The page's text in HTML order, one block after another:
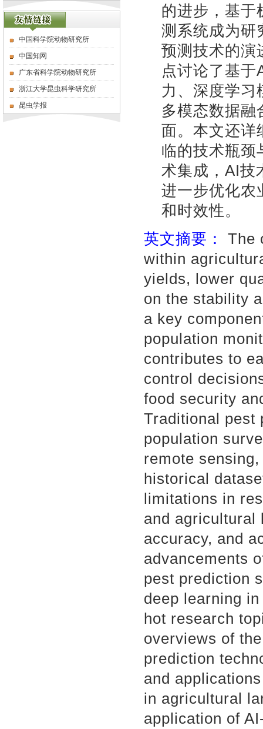
中国科学院动物研究所
中国知网
广东省科学院动物研究所
浙江大学昆虫科学研究所
昆虫学报
的进步，基于
测系统成为研
预测技术的演
点讨论了基
力、深度学习
多模态数据融
面。本文还详
临的技术瓶颈
术集成，AI技
进一步优化农
和时效性。
英文摘要：
The
within
yields, lower
on the stability
a key
population
contributes to
control
food security
Traditional pest
population
remote
historical
limitations in
and agricultural
accuracy, and
advancements
pest prediction
deep learning
hot research
overviews of
prediction
and
in agricultural
application of